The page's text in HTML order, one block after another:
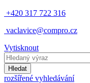
+420 317 722 316
vaclavice@compro.cz
Vytisknout
Hledat
rozšířené vyhledávání